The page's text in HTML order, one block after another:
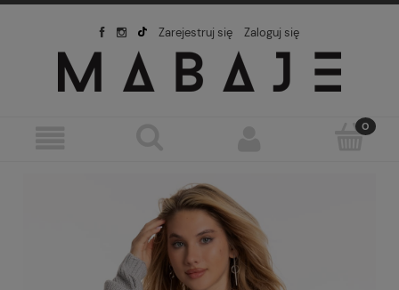
Zarejestruj się Zaloguj się